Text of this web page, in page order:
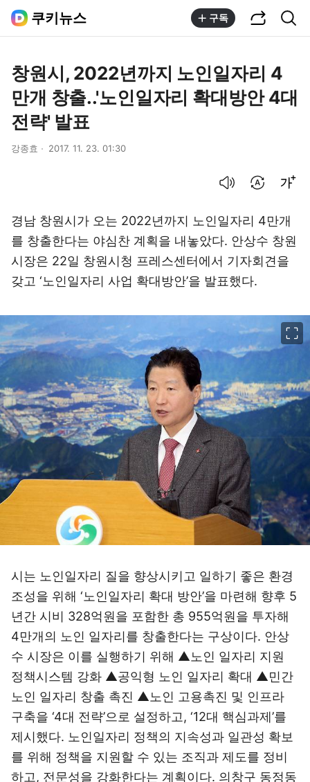
쿠키뉴스 구독
창원시, 2022년까지 노인일자리 4
만개 창출..'노인일자리 확대방안 4대
전략' 발표
강종효 2017. 11. 23. 01:30
경남 창원시가 오는 2022년까지 노인일자리 4만개
를 창출한다는 야심찬 계획을 내놓았다. 안상수 창원
시장은 22일 창원시청 프레스센터에서 기자회견을
갖고 ‘노인일자리 사업 확대방안’을 발표했다.
시는 노인일자리 질을 향상시키고 일하기 좋은 환경
조성을 위해 ‘노인일자리 확대 방안’을 마련해 향후 5
년간 시비 328억원을 포함한 총 955억원을 투자해
4만개의 노인 일자리를 창출한다는 구상이다. 안상
수 시장은 이를 실행하기 위해 ▲노인 일자리 지원
정책시스템 강화 ▲공익형 노인 일자리 확대 ▲민간
노인 일자리 창출 촉진 ▲노인 고용촉진 및 인프라
구축을 ‘4대 전략’으로 설정하고, ‘12대 핵심과제’를
제시했다. 노인일자리 정책의 지속성과 일관성 확보
를 위해 정책을 지원할 수 있는 조직과 제도를 정비
하고, 전문성을 강화한다는 계획이다. 의창구 동정동